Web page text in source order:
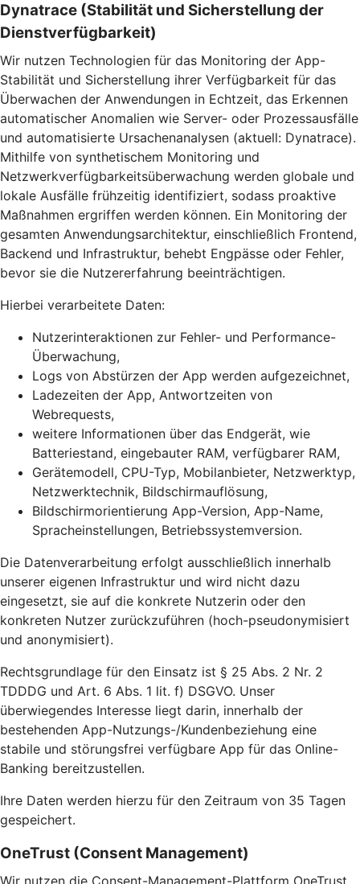
Dynatrace (Stabilität und Sicherstellung der
Dienstverfügbarkeit)
Wir nutzen Technologien für das Monitoring der App-
Stabilität und Sicherstellung ihrer Verfügbarkeit für das
Überwachen der Anwendungen in Echtzeit, das Erkennen
automatischer Anomalien wie Server- oder Prozessausfälle
und automatisierte Ursachenanalysen (aktuell: Dynatrace).
Mithilfe von synthetischem Monitoring und
Netzwerkverfügbarkeitsüberwachung werden globale und
lokale Ausfälle frühzeitig identifiziert, sodass proaktive
Maßnahmen ergriffen werden können. Ein Monitoring der
gesamten Anwendungsarchitektur, einschließlich Frontend,
Backend und Infrastruktur, behebt Engpässe oder Fehler,
bevor sie die Nutzererfahrung beeinträchtigen.
Hierbei verarbeitete Daten:
Nutzerinteraktionen zur Fehler- und Performance-
Überwachung,
Logs von Abstürzen der App werden aufgezeichnet,
Ladezeiten der App, Antwortzeiten von
Webrequests,
weitere Informationen über das Endgerät, wie
Batteriestand, eingebauter RAM, verfügbarer RAM,
Gerätemodell, CPU-Typ, Mobilanbieter, Netzwerktyp,
Netzwerktechnik, Bildschirmauflösung,
Bildschirmorientierung App-Version, App-Name,
Spracheinstellungen, Betriebssystemversion.
Die Datenverarbeitung erfolgt ausschließlich innerhalb
unserer eigenen Infrastruktur und wird nicht dazu
eingesetzt, sie auf die konkrete Nutzerin oder den
konkreten Nutzer zurückzuführen (hoch-pseudonymisiert
und anonymisiert).
Rechtsgrundlage für den Einsatz ist § 25 Abs. 2 Nr. 2
TDDDG und Art. 6 Abs. 1 lit. f) DSGVO. Unser
überwiegendes Interesse liegt darin, innerhalb der
bestehenden App-Nutzungs-/Kundenbeziehung eine
stabile und störungsfrei verfügbare App für das Online-
Banking bereitzustellen.
Ihre Daten werden hierzu für den Zeitraum von 35 Tagen
gespeichert.
OneTrust (Consent Management)
Wir nutzen die Consent-Management-Plattform OneTrust,